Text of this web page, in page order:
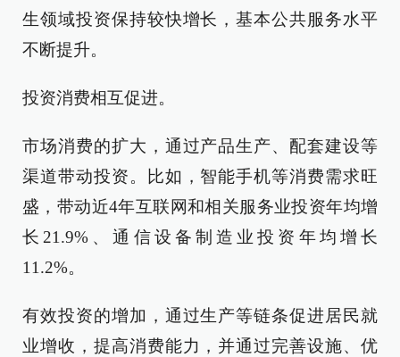
生领域投资保持较快增长，基本公共服务水平
不断提升。
投资消费相互促进。
市场消费的扩大，通过产品生产、配套建设等
渠道带动投资。比如，智能手机等消费需求旺
盛，带动近4年互联网和相关服务业投资年均增
长21.9%、通信设备制造业投资年均增长
11.2%。
有效投资的增加，通过生产等链条促进居民就
业增收，提高消费能力，并通过完善设施、优